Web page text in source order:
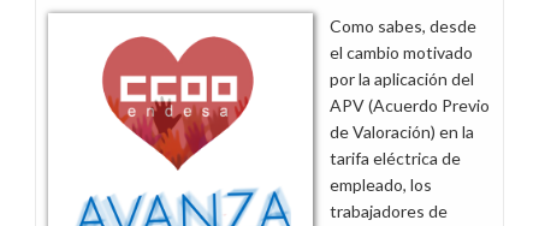
la
tarifa
empleado
Como sabes, desde
el cambio motivado
por la aplicación del
APV (Acuerdo Previo
de Valoración) en la
tarifa eléctrica de
empleado, los
trabajadores de